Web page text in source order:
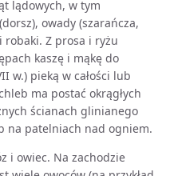
lądowych, w tym
owady (szarańcza,
robaki. Z prosa i ryżu
kaszę i mąkę do
w.) pieką w całości lub
ma postać okrągłych
ścianach glinianego
na patelniach nad ogniem.
i owiec. Na zachodzie